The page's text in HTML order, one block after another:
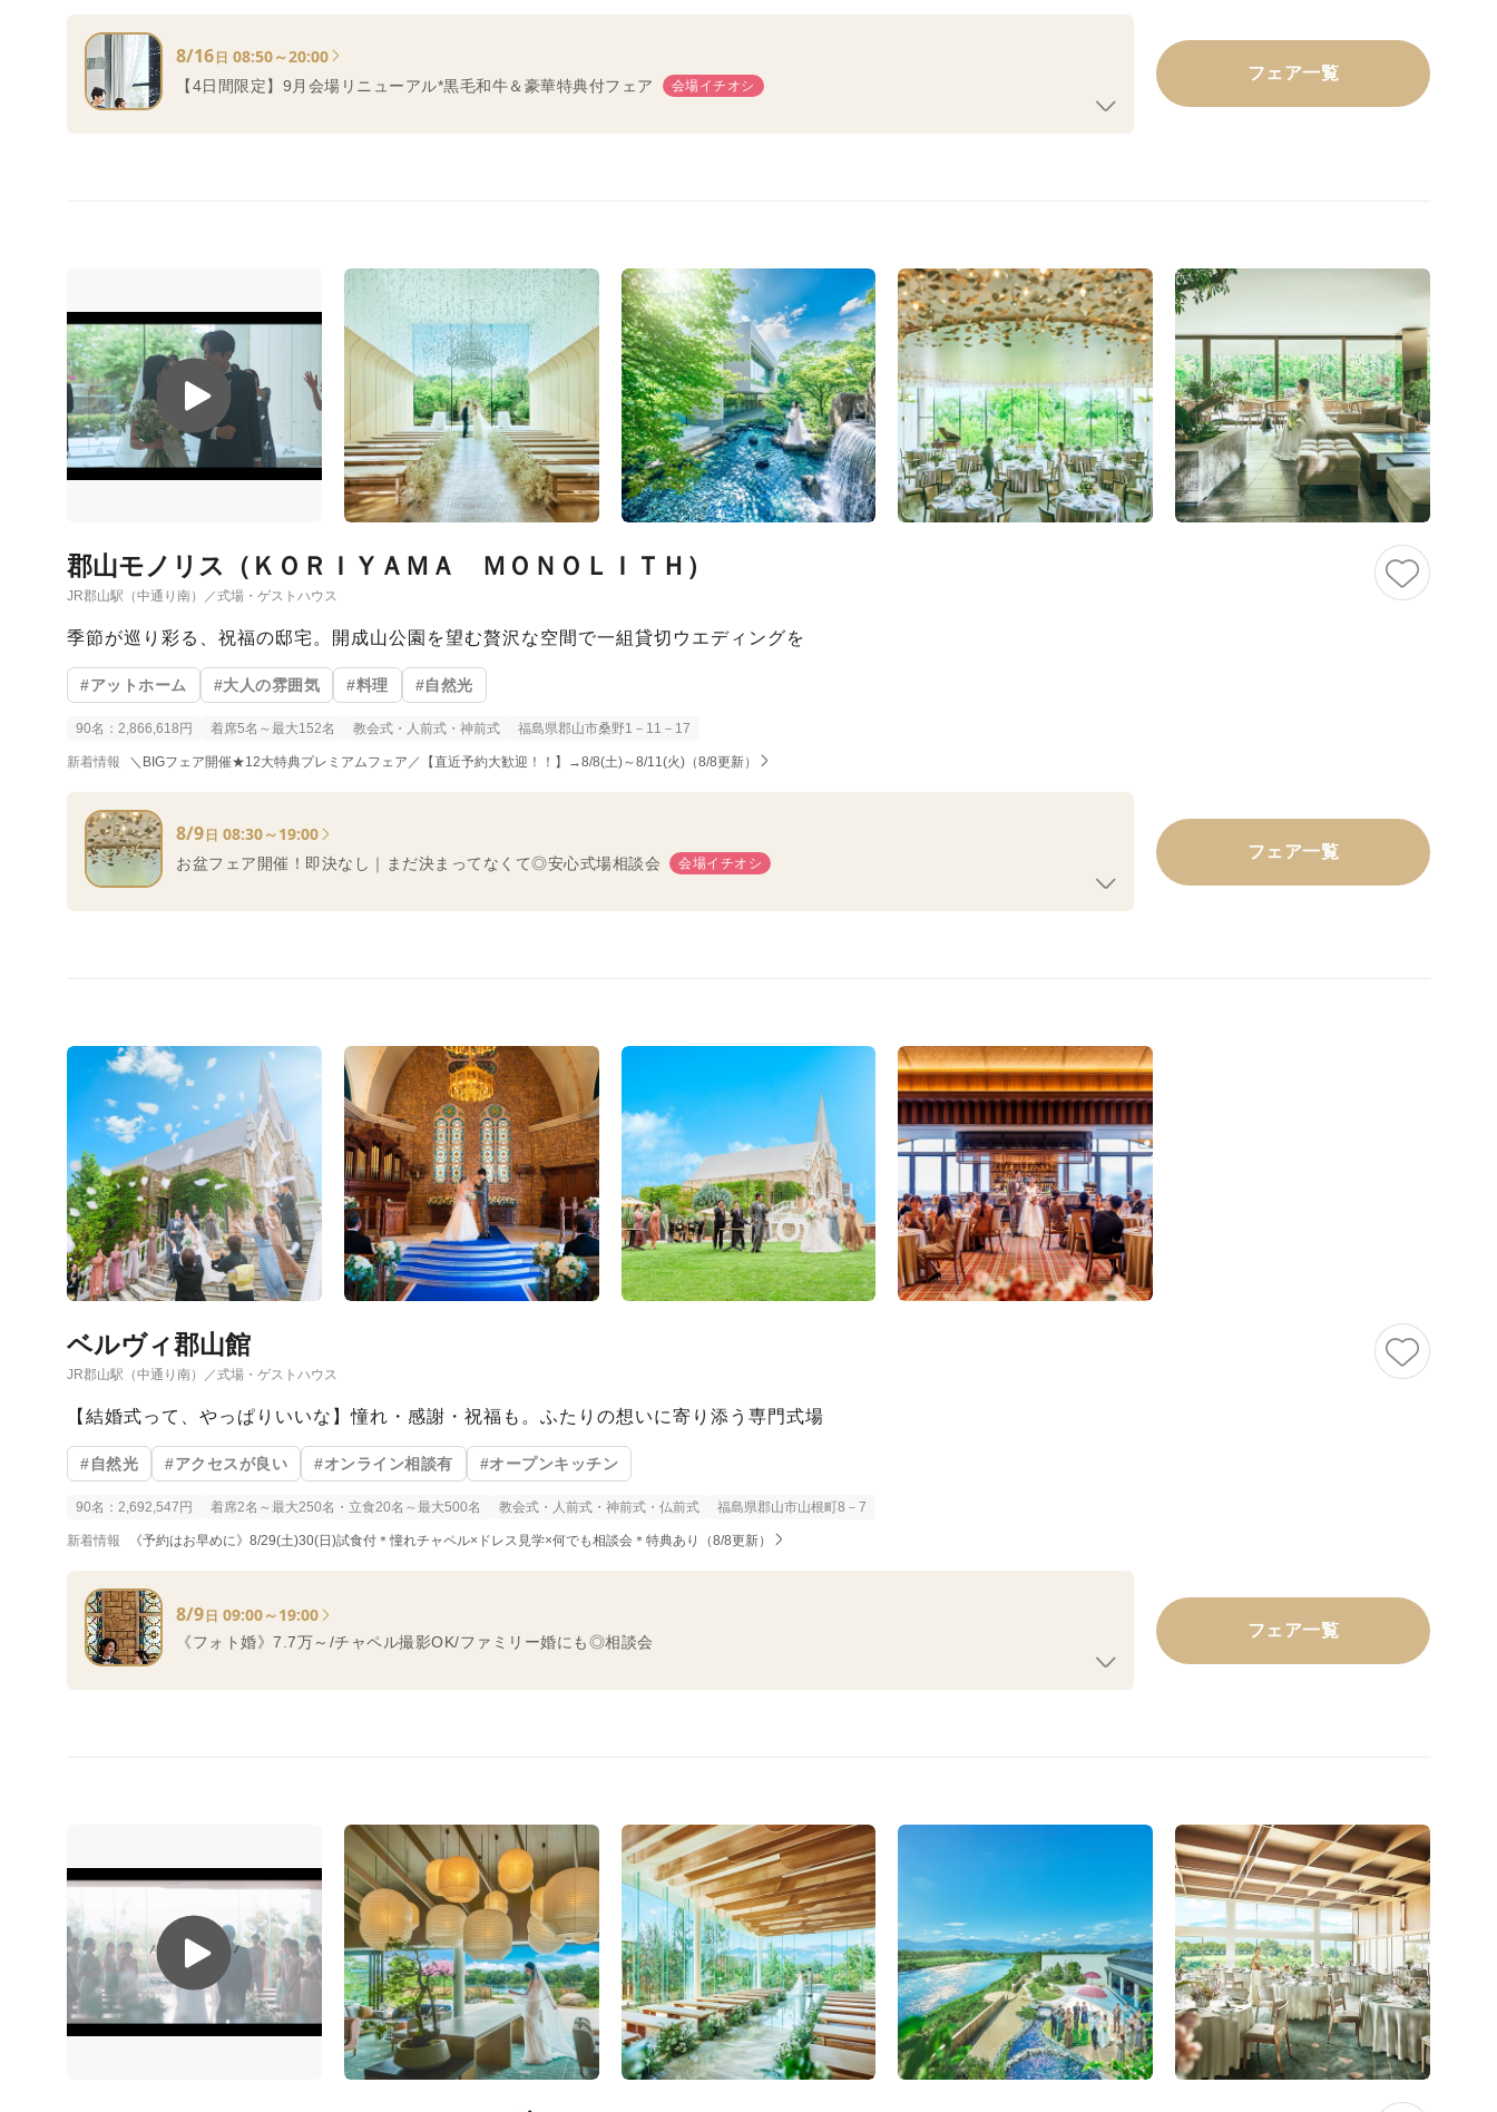
8/16日 08:50～20:00
【4日間限定】9月会場リニューアル*黒毛和牛＆豪華特典付フェア 会場イチオシ
フェア一覧
郡山モノリス（ＫＯＲＩＹＡＭＡ ＭＯＮＯＬＩＴＨ）
JR郡山駅（中通り南）／式場・ゲストハウス
季節が巡り彩る、祝福の邸宅。開成山公園を望む贅沢な空間で一組貸切ウエディングを
#アットホーム #大人の雰囲気 #料理 #自然光
90名：2,866,618円 着席5名～最大152名 教会式・人前式・神前式 福島県郡山市桑野1－11－17
新着情報 ＼BIGフェア開催★12大特典プレミアムフェア／【直近予約大歓迎！！】→8/8(土)～8/11(火)（8/8更新）
8/9日 08:30～19:00
お盆フェア開催！即決なし｜まだ決まってなくて◎安心式場相談会 会場イチオシ
フェア一覧
ベルヴィ郡山館
JR郡山駅（中通り南）／式場・ゲストハウス
【結婚式って、やっぱりいいな】憧れ・感謝・祝福も。ふたりの想いに寄り添う専門式場
#自然光 #アクセスが良い #オンライン相談有 #オープンキッチン
90名：2,692,547円 着席2名～最大250名・立食20名～最大500名 教会式・人前式・神前式・仏前式 福島県郡山市山根町8－7
新着情報 《予約はお早めに》8/29(土)30(日)試食付＊憧れチャペル×ドレス見学×何でも相談会＊特典あり（8/8更新）
8/9日 09:00～19:00
《フォト婚》7.7万～/チャペル撮影OK/ファミリー婚にも◎相談会
フェア一覧